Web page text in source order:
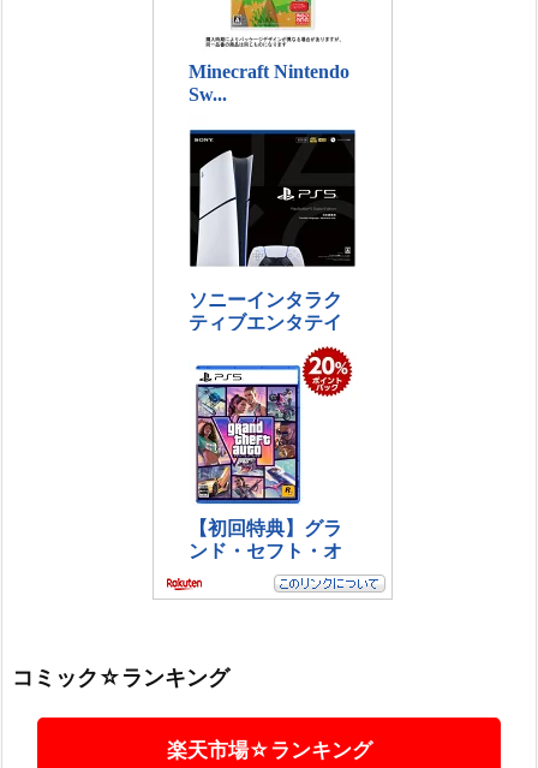
コミック☆ランキング
楽天市場☆ランキング